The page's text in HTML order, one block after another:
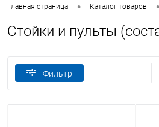
Главная страница • Каталог товаров •
Стойки и пульты
Фильтр